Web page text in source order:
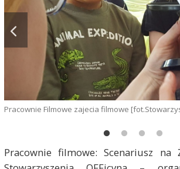
Pracownie Filmowe zajecia filmowe
Pracownie filmowe: Scenariusz